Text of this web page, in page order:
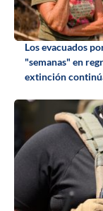
Los evacuados
"semanas" en
extinción